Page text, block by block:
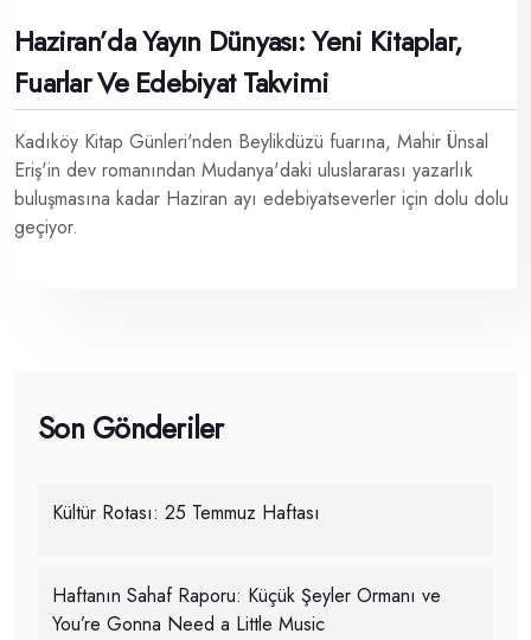
Haziran’da Yayın Dünyası: Yeni Kitaplar,
Fuarlar Ve Edebiyat Takvimi
Kadıköy Kitap Günleri'nden Beylikdüzü fuarına, Mahir Ünsal
Eriş'in dev romanından Mudanya'daki uluslararası yazarlık
buluşmasına kadar Haziran ayı edebiyatseverler için dolu dolu
geçiyor.
Son Gönderiler
Kültür Rotası: 25 Temmuz Haftası
Haftanın Sahaf Raporu: Küçük Şeyler Ormanı ve
You’re Gonna Need a Little Music